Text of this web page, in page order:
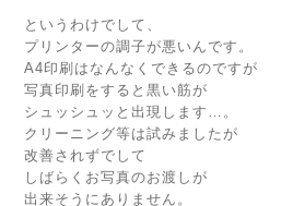
というわけでして、
プリンターの調子が悪いんです。
A4印刷はなんなくできるのですが
写真印刷をすると黒い筋が
シュッシュッと出現します…。
クリーニング等は試みましたが
改善されずでして
しばらくお写真のお渡しが
出来そうにありません。